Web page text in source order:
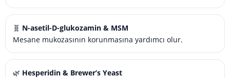
🧬 N-asetil-D-glukozamin & MSM
Mesane mukozasının korunmasına yardımcı olur.
🌿 Hesperidin & Brewer’s Yeast